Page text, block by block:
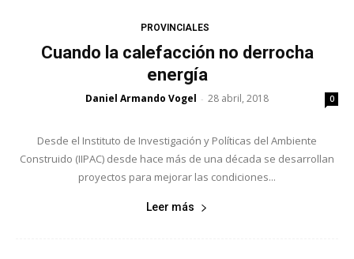
PROVINCIALES
Cuando la calefacción no derrocha
energía
Daniel Armando Vogel - 28 abril, 2018 0
Desde el Instituto de Investigación y Políticas del Ambiente
Construido (IIPAC) desde hace más de una década se desarrollan
proyectos para mejorar las condiciones...
Leer más